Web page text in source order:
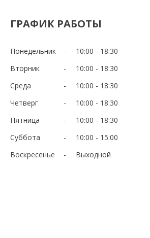
ГРАФИК РАБОТЫ
Понедельник 10:00
18:30
Вторник
10:00
18:30
Среда
10:00
18:30
Четверг
10:00
18:30
Пятница
10:00
18:30
Суббота
10:00
15:00
Воскресенье
Выходной